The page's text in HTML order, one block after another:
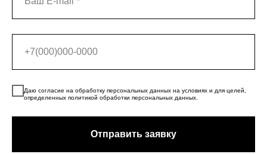
Даю согласие на обработку персональных данных на условиях и для целей,
определенных политикой обработки персональных данных.
Отправить заявку